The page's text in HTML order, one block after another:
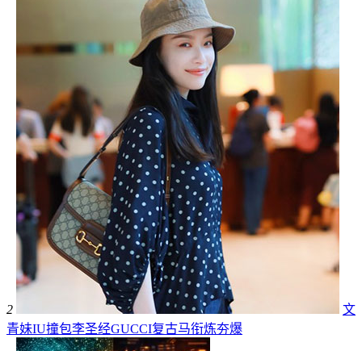
2
文
青妹IU撞包李圣经GUCCI复古马衔炼夯爆